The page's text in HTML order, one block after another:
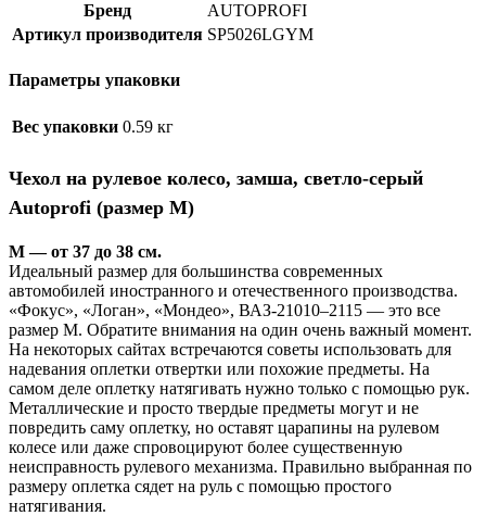
Бренд
AUTOPROFI
Артикул производителя SP5026LGYM
Параметры упаковки
Вес упаковки 0.59 кг
Чехол на рулевое колесо, замша, светло-серый
Autoprofi (размер М)
M — от 37 до 38 см.
Идеальный размер для большинства ‎современных
автомобилей иностранного и отечественного ‎производства.
«Фокус», «Логан», «Мондео», ВАЗ-21010–2115 — ‎это все
размер М.‎ Обратите внимания на один очень важный момент.
На некоторых ‎сайтах встречаются советы использовать для
надевания оплетки ‎отвертки или похожие предметы. На
самом деле оплетку натягивать ‎нужно только с помощью рук.
Металлические и просто твердые ‎предметы могут и не
повредить саму оплетку, но оставят царапины на ‎рулевом
колесе или даже спровоцируют более существенную
‎неисправность рулевого механизма. Правильно выбранная по
размеру ‎оплетка сядет на руль с помощью простого
натягивания.‎